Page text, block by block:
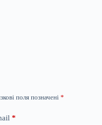
поля позначені *
*